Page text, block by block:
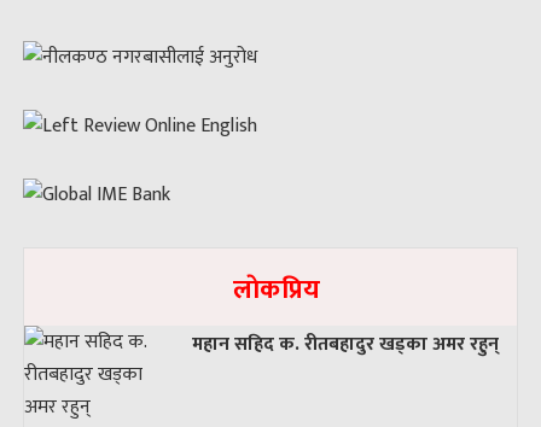
लाेकप्रिय
महान सहिद क. रीतबहादुर खड्‌का अमर रहुन्